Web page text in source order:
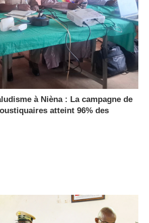
à Nièna : La campagne de
atteint 96% des